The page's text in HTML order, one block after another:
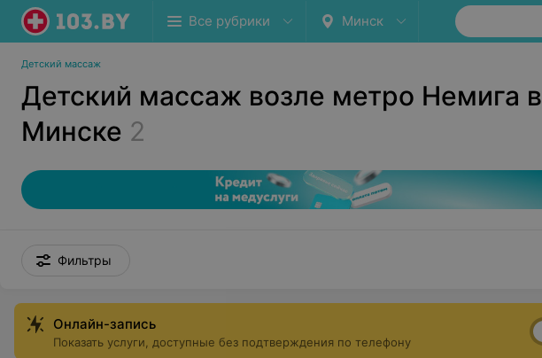
Все рубрики Минск
Детский массаж
Детский массаж возле метро Немига в
Минске 2
Фильтры
Онлайн-запись
Показать услуги, доступные без подтверждения по телефону